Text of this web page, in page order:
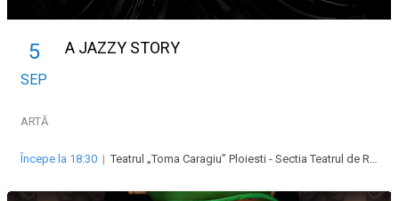
5
SEP
A JAZZY STORY
ARTĂ
Începe la 18:30 |Teatrul „Toma Caragiu” Ploiesti - Sectia Teatrul de Revista „Majestic”